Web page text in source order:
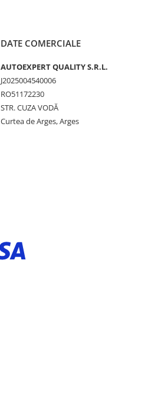
DATE COMERCIALE
AUTOEXPERT QUALITY S.R.L.
J2025004540006
RO51172230
STR. CUZA VODĂ
Curtea de Arges, Arges